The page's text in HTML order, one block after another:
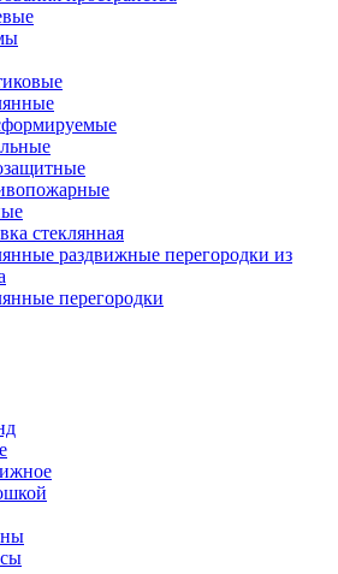
стеклянная
раздвижные перегородки из
перегородки